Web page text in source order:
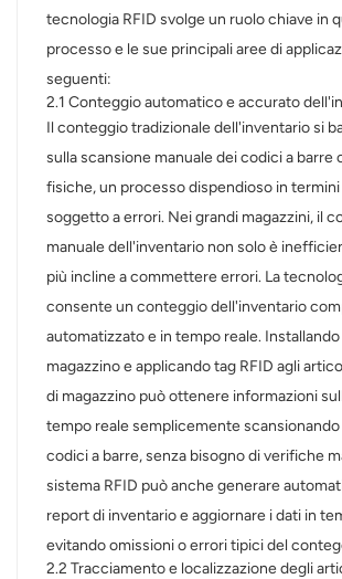
magyar
tecnologia RFID svolge un ruolo chiave in
processo e le sue principali aree di
seguenti:
2.1 Conteggio automatico e accurato
Il conteggio tradizionale dell'inventario si
sulla scansione manuale dei codici a barre
fisiche, un processo dispendioso in
soggetto a errori. Nei grandi magazzini, il
manuale dell'inventario non solo è
più incline a commettere errori. La
consente un conteggio dell'inventario
automatizzato e in tempo reale.
magazzino e applicando tag RFID agli
di magazzino può ottenere informazioni
tempo reale semplicemente
codici a barre, senza bisogno di verifiche
sistema RFID può anche generare
report di inventario e aggiornare i dati in
evitando omissioni o errori tipici del
2.2 Tracciamento e localizzazione degli